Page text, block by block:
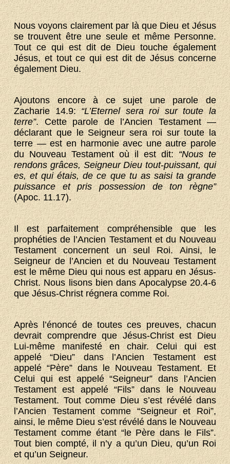
Nous voyons clairement par là que Dieu et Jésus
se trouvent être une seule et même Personne.
Tout ce qui est dit de Dieu touche également
Jésus, et tout ce qui est dit de Jésus concerne
également Dieu.
Ajoutons encore à ce sujet une parole de
Zacharie 14.9:“L’Eternel sera roi sur toute la
terre”. Cette parole de l’Ancien Testament —
déclarant que le Seigneur sera roi sur toute la
terre — est en harmonie avec une autre parole
du Nouveau Testament où il est dit: “Nous te
rendons grâces, Seigneur Dieu tout-puissant, qui
es, et qui étais, de ce que tu as saisi ta grande
puissance et pris possession de ton règne”
(Apoc. 11.17).
Il est parfaitement compréhensible que les
prophéties de l’Ancien Testament et du Nouveau
Testament concernent un seul Roi. Ainsi, le
Seigneur de l’Ancien et du Nouveau Testament
est le même Dieu qui nous est apparu en Jésus-
Christ. Nous lisons bien dans Apocalypse 20.4-6
que Jésus-Christ régnera comme Roi.
Après l’énoncé de toutes ces preuves, chacun
devrait comprendre que Jésus-Christ est Dieu
Lui-même manifesté en chair. Celui qui est
appelé “Dieu” dans l’Ancien Testament est
appelé “Père” dans le Nouveau Testament. Et
Celui qui est appelé “Seigneur” dans l’Ancien
Testament est appelé “Fils” dans le Nouveau
Testament. Tout comme Dieu s’est révélé dans
l’Ancien Testament comme “Seigneur et Roi”,
ainsi, le même Dieu s’est révélé dans le Nouveau
Testament comme étant “le Père dans le Fils”.
Tout bien compté, il n’y a qu’un Dieu, qu’un Roi
et qu’un Seigneur.